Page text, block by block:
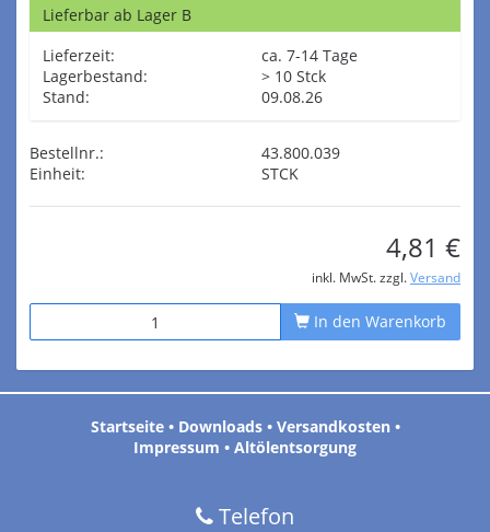
Lieferbar ab Lager B
Lieferzeit:
ca. 7-14 Tage
Lagerbestand:
> 10 Stck
Stand:
09.08.26
Bestellnr.:
43.800.039
Einheit:
STCK
4,81 €
inkl. MwSt. zzgl. Versand
In den Warenkorb
Startseite• Downloads• Versandkosten•
Impressum • Altölentsorgung
Telefon